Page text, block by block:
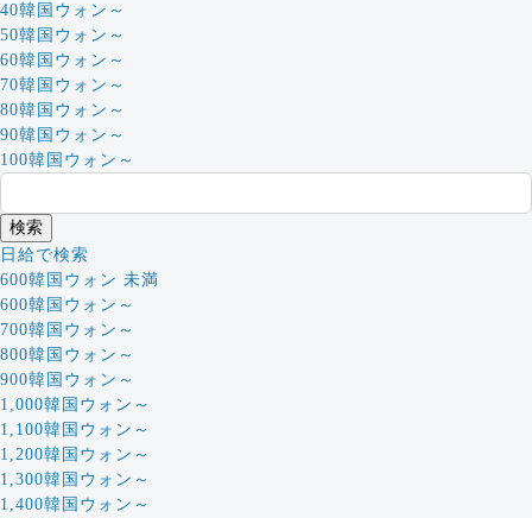
40韓国ウォン～
50韓国ウォン～
60韓国ウォン～
70韓国ウォン～
80韓国ウォン～
90韓国ウォン～
100韓国ウォン～
日給で検索
600韓国ウォン 未満
600韓国ウォン～
700韓国ウォン～
800韓国ウォン～
900韓国ウォン～
1,000韓国ウォン～
1,100韓国ウォン～
1,200韓国ウォン～
1,300韓国ウォン～
1,400韓国ウォン～